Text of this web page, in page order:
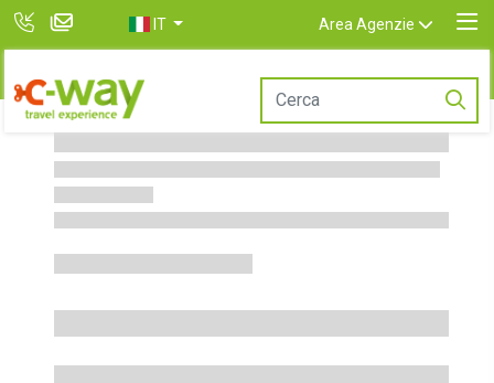
IT Area Agenzie